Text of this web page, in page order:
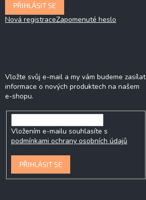
PŘIHLÁSIT SE
Nová registraceZapomenuté heslo
Vložte svůj e-mail a my vám budeme zasílat
informace o nových produktech na našem
e-shopu.
Vložením e-mailu souhlasíte s
podmínkami ochrany osobních údajů
PŘIHLÁSIT SE